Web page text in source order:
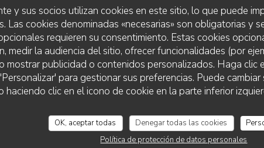
y sus socios utilizan cookies en este sitio, lo que puede
Las cookies denominadas «necesarias» son obligatorias y
requieren su consentimiento. Estas cookies
medir la audiencia del sitio, ofrecer funcionalidades (por
mostrar publicidad o contenidos personalizados. Haga clic
para gestionar sus preferencias. Puede
haciendo clic en el icono de cookie en la parte inferior
OK, aceptar todas Denegar todas las cookies
Política de protección de datos personales
Servicio Ambiente 5 /5
Ambiente
cadre. Toujours du bonheur de venir chez Ammazza